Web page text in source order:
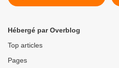
Hébergé par Overblog
Top articles
Pages